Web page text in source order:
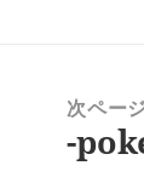
次ペー
次
-